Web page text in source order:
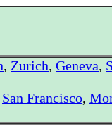
, Zurich, Geneva,
San Francisco,